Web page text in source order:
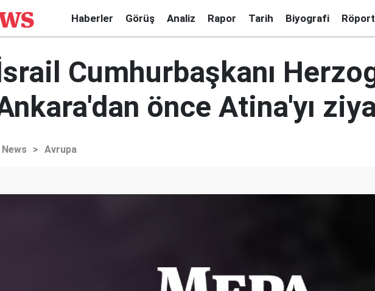
Haberler Görüş Analiz Rapor Tarih Biyografi
Cumhurbaşkanı
önce Atina'yı
> Avrupa